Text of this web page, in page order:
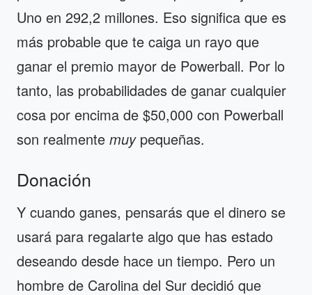
Uno en 292,2 millones. Eso significa que es
más probable que te caiga un rayo que
ganar el premio mayor de Powerball. Por lo
tanto, las probabilidades de ganar cualquier
cosa por encima de $50,000 con Powerball
son realmente muy pequeñas.
Donación
Y cuando ganes, pensarás que el dinero se
usará para regalarte algo que has estado
deseando desde hace un tiempo. Pero un
hombre de Carolina del Sur decidió que